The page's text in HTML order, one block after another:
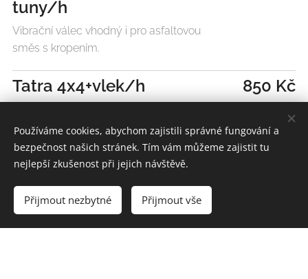
tuny/h
Vibrační válec vhodný i pro asfaltovou
směs s kropením.
Tatra 4x4+vlek/h 850 Kč
Používáme cookies, abychom zajistili správné fungování a
bezpečnost našich stránek. Tím vám můžeme zajistit tu
nejlepší zkušenost při jejich návštěvě.
Přijmout nezbytné Přijmout vše